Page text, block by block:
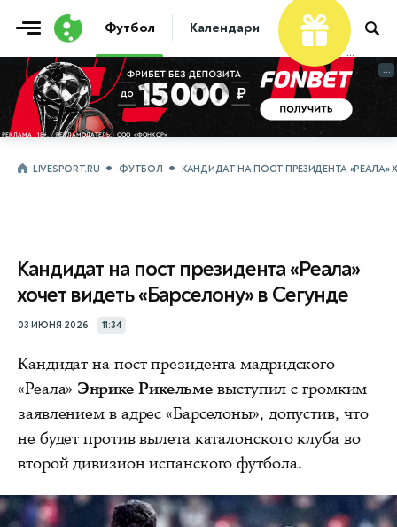
Футбол Календари Таблицы Матчи
...
...
LIVESPORT.RU ФУТБОЛ КАНДИДАТ НА ПОСТ ПРЕЗИДЕНТА «РЕАЛА»
Кандидат на пост президента «Реала»
хочет видеть «Барселону» в Сегунде
03 ИЮНЯ 2026 11:34
Кандидат на пост президента мадридского
«Реала» Энрике Рикельме выступил с громким
заявлением в адрес «Барселоны», допустив, что
не будет против вылета каталонского клуба во
второй дивизион испанского футбола.